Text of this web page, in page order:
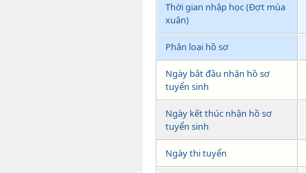
Thời gian nhập học (Đợt mùa
xuân)
Phân loại hồ sơ
Ngày bắt đầu nhận hồ sơ
tuyển sinh
Ngày kết thúc nhận hồ sơ
tuyển sinh
Ngày thi tuyển